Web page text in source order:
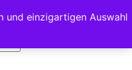
und einzigartigen Auswahl